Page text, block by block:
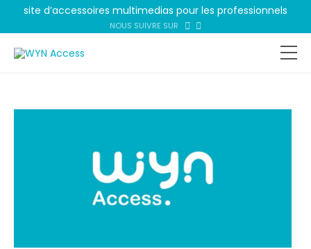
site d’accessoires multimedias pour les professionnels
NOUS SUIVRE SUR